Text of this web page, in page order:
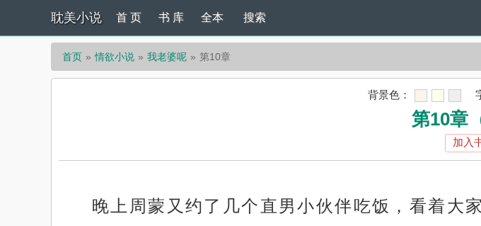
耽美小说 首 页 书 库 全本 搜索
首页 情欲小说 我老婆呢 第10章
背景色：
第10章
加入
晚上周蒙又约了几个直男小伙伴吃饭，看着大